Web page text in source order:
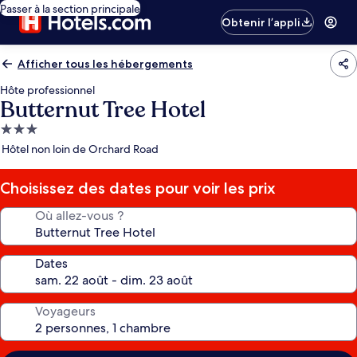
Passer à la section principale
Obtenir l’appli
Afficher tous les hébergements
Hôte professionnel
Butternut Tree Hotel
Hébergement
3.0 étoiles
Hôtel non loin de Orchard Road
Choisissez des dates pour voir les prix
Où allez-vous ?
Dates
Voyageurs